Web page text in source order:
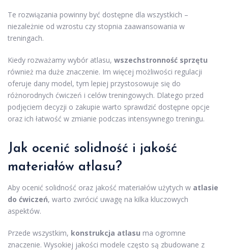
Te rozwiązania powinny być dostępne dla wszystkich –
niezależnie od wzrostu czy stopnia zaawansowania w
treningach.
Kiedy rozważamy wybór atlasu, wszechstronność sprzętu
również ma duże znaczenie. Im więcej możliwości regulacji
oferuje dany model, tym lepiej przystosowuje się do
różnorodnych ćwiczeń i celów treningowych. Dlatego przed
podjęciem decyzji o zakupie warto sprawdzić dostępne opcje
oraz ich łatwość w zmianie podczas intensywnego treningu.
Jak ocenić solidność i jakość
materiałów atlasu?
Aby ocenić solidność oraz jakość materiałów użytych w atlasie
do ćwiczeń, warto zwrócić uwagę na kilka kluczowych
aspektów.
Przede wszystkim, konstrukcja atlasu ma ogromne
znaczenie. Wysokiej jakości modele często są zbudowane z